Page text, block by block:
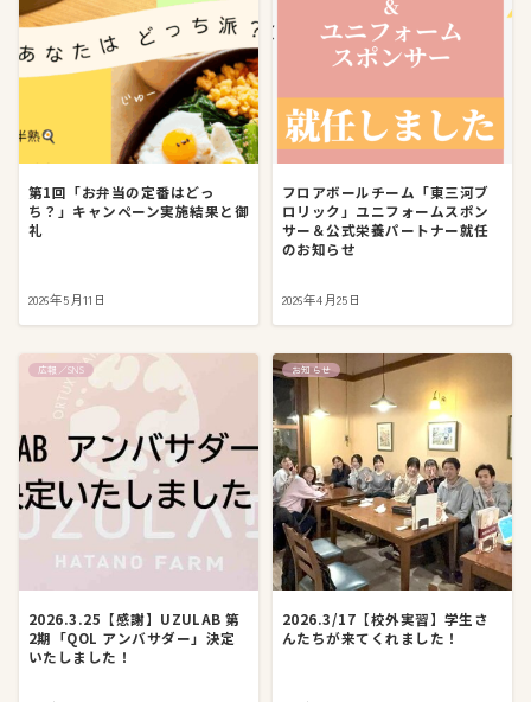
第1回「お弁当の定番はどっ
ち？」キャンペーン実施結果と御
礼
2026年5月11日
フロアボールチーム「東三河ブ
ロリック」ユニフォームスポン
サー＆公式栄養パートナー就任
のお知らせ
2026年4月25日
広報／SNS
2026.3.25【感謝】UZULAB 第
2期「QOL アンバサダー」決定
いたしました！
お知らせ
2026.3/17【校外実習】学生さ
んたちが来てくれました！